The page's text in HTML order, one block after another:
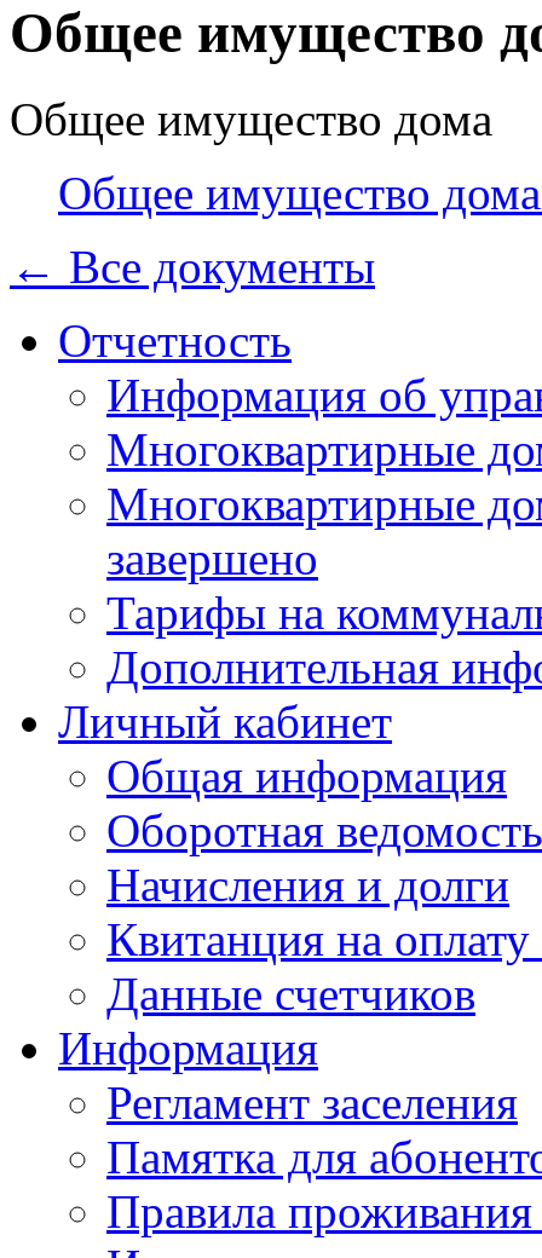
Общее имущество
Общее имущество дома
Общее имущество
← Все документы
Отчетность
Информация об
Многоквартирные
Многоквартирные
завершено
Тарифы на
Дополнительная
Личный кабинет
Общая информация
Оборотная ведомость
Начисления и долги
Квитанция на
Данные счетчиков
Информация
Регламент заселения
Памятка для
Правила